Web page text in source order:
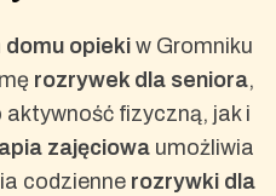
domu opieki w Gromniku
rozrywek dla seniora,
fizyczną, jak i
zajęciowa umożliwia
codzienne rozrywki dla